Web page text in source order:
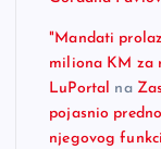
"Mandati
miliona KM za
LuPortal na
pojasnio
njegovog